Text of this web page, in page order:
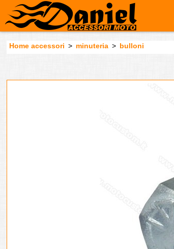
Home accessori > minuteria > bulloni